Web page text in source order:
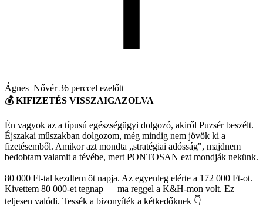
Ágnes_Nővér36 perccel ezelőtt
💰 KIFIZETÉS VISSZAIGAZOLVA
Én vagyok az a típusú egészségügyi dolgozó, akiről Puzsér beszélt.
Éjszakai műszakban dolgozom, még mindig nem jövök ki a
fizetésemből. Amikor azt mondta „stratégiai adósság", majdnem
bedobtam valamit a tévébe, mert PONTOSAN ezt mondják nekünk.
80 000 Ft-tal kezdtem öt napja. Az egyenleg elérte a 172 000 Ft-ot.
Kivettem 80 000-et tegnap — ma reggel a K&H-mon volt. Ez
teljesen valódi. Tessék a bizonyíték a kétkedőknek 👇